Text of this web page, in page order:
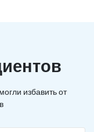
избавить от